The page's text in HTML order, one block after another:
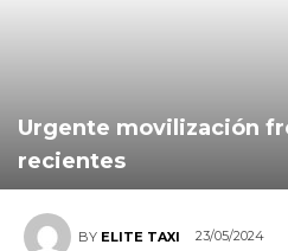
Urgente movilización
recientes
BY ELITE TAXI 23/05/2024